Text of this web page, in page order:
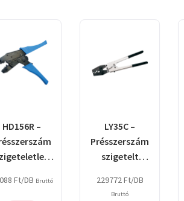
HD156R –
Ft/DB Bruttó
LY35C –
Présszerszám
szigetelt
229772 Ft/DB
Bruttó